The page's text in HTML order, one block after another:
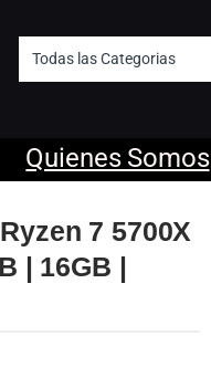
Quienes Somos
7 5700X
| 16GB |